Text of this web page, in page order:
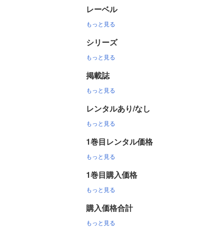
レーベル
もっと見る
シリーズ
もっと見る
掲載誌
もっと見る
レンタルあり/なし
もっと見る
1巻目レンタル価格
もっと見る
1巻目購入価格
もっと見る
購入価格合計
もっと見る